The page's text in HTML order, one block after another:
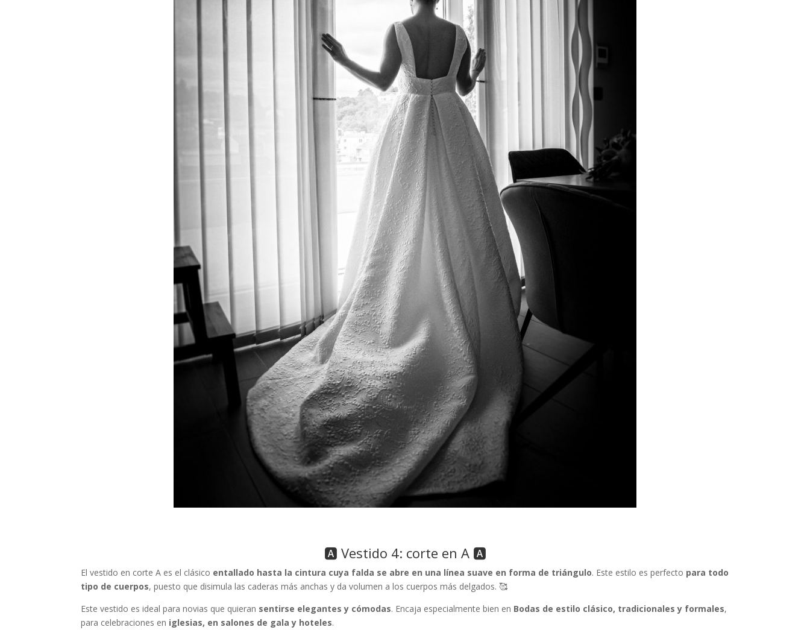
🅰️ Vestido 4: corte en A 🅰️
El vestido en corte A es el clásico entallado hasta la cintura cuya falda se abre en una línea suave en forma de triángulo. Este estilo es perfecto para todo
tipo de cuerpos, puesto que disimula las caderas más anchas y da volumen a los cuerpos más delgados. 🥰
Este vestido es ideal para novias que quieran sentirse elegantes y cómodas. Encaja especialmente bien en Bodas de estilo clásico, tradicionales y formales,
para celebraciones en iglesias, en salones de gala y hoteles.